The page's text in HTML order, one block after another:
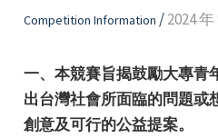
Competition Information /2024 年
一、本競賽旨揭鼓勵大專青
出台灣社會所面臨的問題或
創意及可行的公益提案。